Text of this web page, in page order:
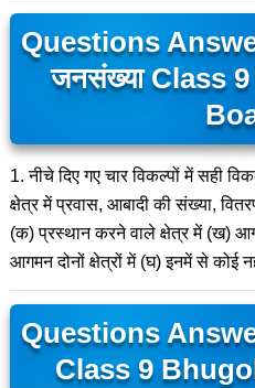
Questions
जनसंख्या Class
1. नीचे दिए गए चार विकल्पों में सही
क्षेत्र में प्रवास, आबादी की संख्या,
(क) प्रस्थान करने वाले क्षेत्र में (ख)
आगमन दोनों क्षेत्रों में (घ) इनमें से कोई
Questions
Class 9